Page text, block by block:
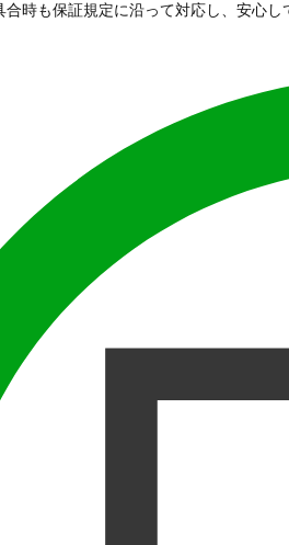
時も保証規定に沿って対応し、安心